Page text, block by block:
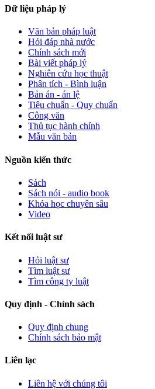
Dữ liệu pháp lý
Văn bản pháp luật
Hỏi đáp nhà nước
Chính sách mới
Bài viết pháp lý
Nghiên cứu học thuật
Phân tích - Bình luận
Bản án - án lệ
Tiêu chuẩn - Quy chuẩn
Công văn
Thủ tục hành chính
Mẫu văn bản
Nguồn kiến thức
Sách
Sách nói - audio book
Khóa học chuyên sâu
Video
Kết nối luật sư
Hỏi luật sư
Tìm luật sư
Tìm công ty luật
Quy định - Chính sách
Quy định chung
Chính sách bảo mật
Liên lạc
Liên hệ với chúng tôi